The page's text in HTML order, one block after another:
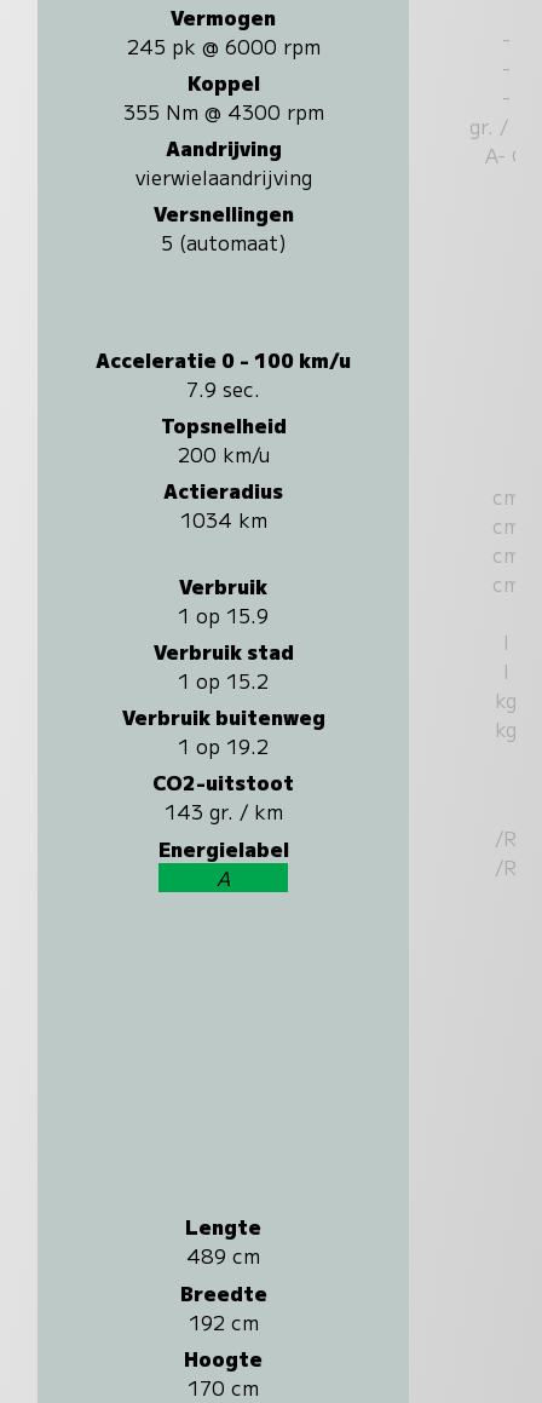
Vermogen
245 pk @ 6000 rpm
Koppel
355 Nm @ 4300 rpm
Aandrijving
vierwielaandrijving
Versnellingen
5 (automaat)
Acceleratie 0 - 100 km/u
7.9 sec.
Topsnelheid
200 km/u
Actieradius
1034 km
Verbruik
1 op 15.9
Verbruik stad
1 op 15.2
Verbruik buitenweg
1 op 19.2
CO2-uitstoot
143 gr. / km
Energielabel
A
Lengte
489 cm
Breedte
192 cm
Hoogte
170 cm
-
-
-
gr. / km
A- G
cm
cm
cm
cm
l
l
kg
kg
/R
/R